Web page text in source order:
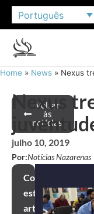
Português
Home » News » Nexus
Voltar
às
notícias
Nexus
julho 10, 2019
Por:Notícias Nazarenas
Compartilhar
este
artigo